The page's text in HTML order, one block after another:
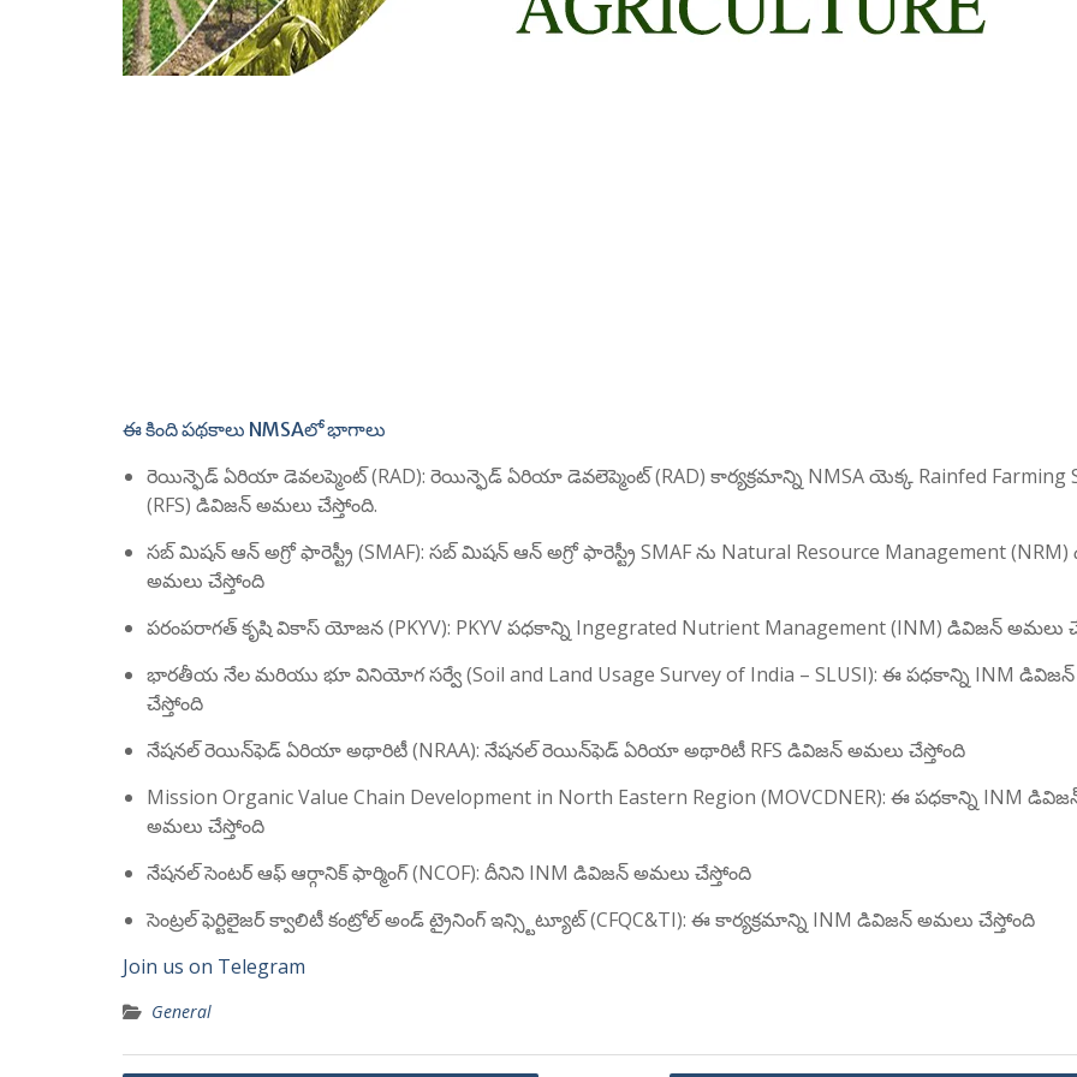
ఈ కింది పథకాలు NMSAలో భాగాలు
రెయిన్ఫెడ్ ఏరియా డెవలప్మెంట్ (RAD): రెయిన్ఫెడ్ ఏరియా డెవలెప్మెంట్ (RAD) కార్యక్రమాన్ని NMSA యెక్క Rainfed Farming
(RFS) డివిజన్ అమలు చేస్తోంది.
సబ్ మిషన్ ఆన్ అగ్రో ఫారెస్ట్రీ (SMAF): సబ్ మిషన్ ఆన్ అగ్రో ఫారెస్ట్రీ SMAF ను Natural Resource Management
అమలు చేస్తోంది
పరంపరాగత్ కృషి వికాస్ యోజన (PKYV): PKYV పధకాన్ని Ingegrated Nutrient Management (INM) డివిజన్ అమలు
భారతీయ నేల మరియు భూ వినియోగ సర్వే (Soil and Land Usage Survey of India – SLUSI): ఈ పధకాన్ని INM
చేస్తోంది
నేషనల్ రెయిన్‌ఫెడ్ ఏరియా అథారిటీ (NRAA): నేషనల్ రెయిన్‌ఫెడ్ ఏరియా అథారిటీ RFS డివిజన్ అమలు చేస్తోంది
Mission Organic Value Chain Development in North Eastern Region (MOVCDNER): ఈ పధకాన్ని INM
అమలు చేస్తోంది
నేషనల్ సెంటర్ ఆఫ్ ఆర్గానిక్ ఫార్మింగ్ (NCOF): దీనిని INM డివిజన్ అమలు చేస్తోంది
సెంట్రల్ ఫెర్టిలైజర్ క్వాలిటీ కంట్రోల్ అండ్ ట్రైనింగ్ ఇన్స్టిట్యూట్ (CFQC&TI): ఈ కార్యక్రమాన్ని INM డివిజన్ అమలు చేస్తోంది
Join us on Telegram
General